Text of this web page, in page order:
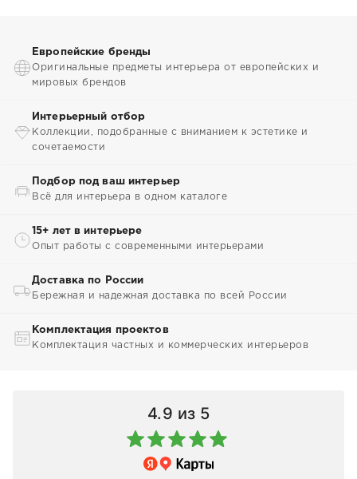
Европейские бренды
Оригинальные предметы интерьера от европейских и
мировых брендов
Интерьерный отбор
Коллекции, подобранные с вниманием к эстетике и
сочетаемости
Подбор под ваш интерьер
Всё для интерьера в одном каталоге
15+ лет в интерьере
Опыт работы с современными интерьерами
Доставка по России
Бережная и надежная доставка по всей России
Комплектация проектов
Комплектация частных и коммерческих интерьеров
4.9 из 5